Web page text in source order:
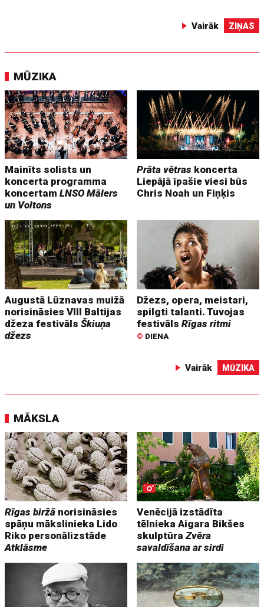
Vairāk ZIŅAS
MŪZIKA
Mainīts solists un
koncerta programma
koncertamLNSO Mālers
un Voltons
Prāta vētras koncerta
Liepājā īpašie viesi būs
Chris Noah un Fiņķis
Augustā Lūznavas muižā
norisināsies VIII Baltijas
džeza festivālsŠkiuņa
džezs
Džezs, opera, meistari,
spilgti talanti. Tuvojas
festivālsRīgas ritmi
© DIENA
Vairāk MŪZIKA
MĀKSLA
Rīgas biržā norisināsies
spāņu mākslinieka Lido
Riko personālizstāde
Atklāsme
Venēcijā izstādīta
tēlnieka Aigara Bikšes
skulptūraZvēra
savaldīšana ar sirdi